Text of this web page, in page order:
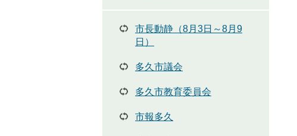
市長動静（8月3日～8月9
日）
多久市議会
多久市教育委員会
市報多久